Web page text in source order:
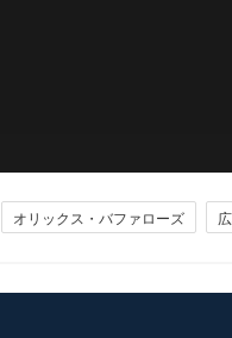
オリックス・バファローズ